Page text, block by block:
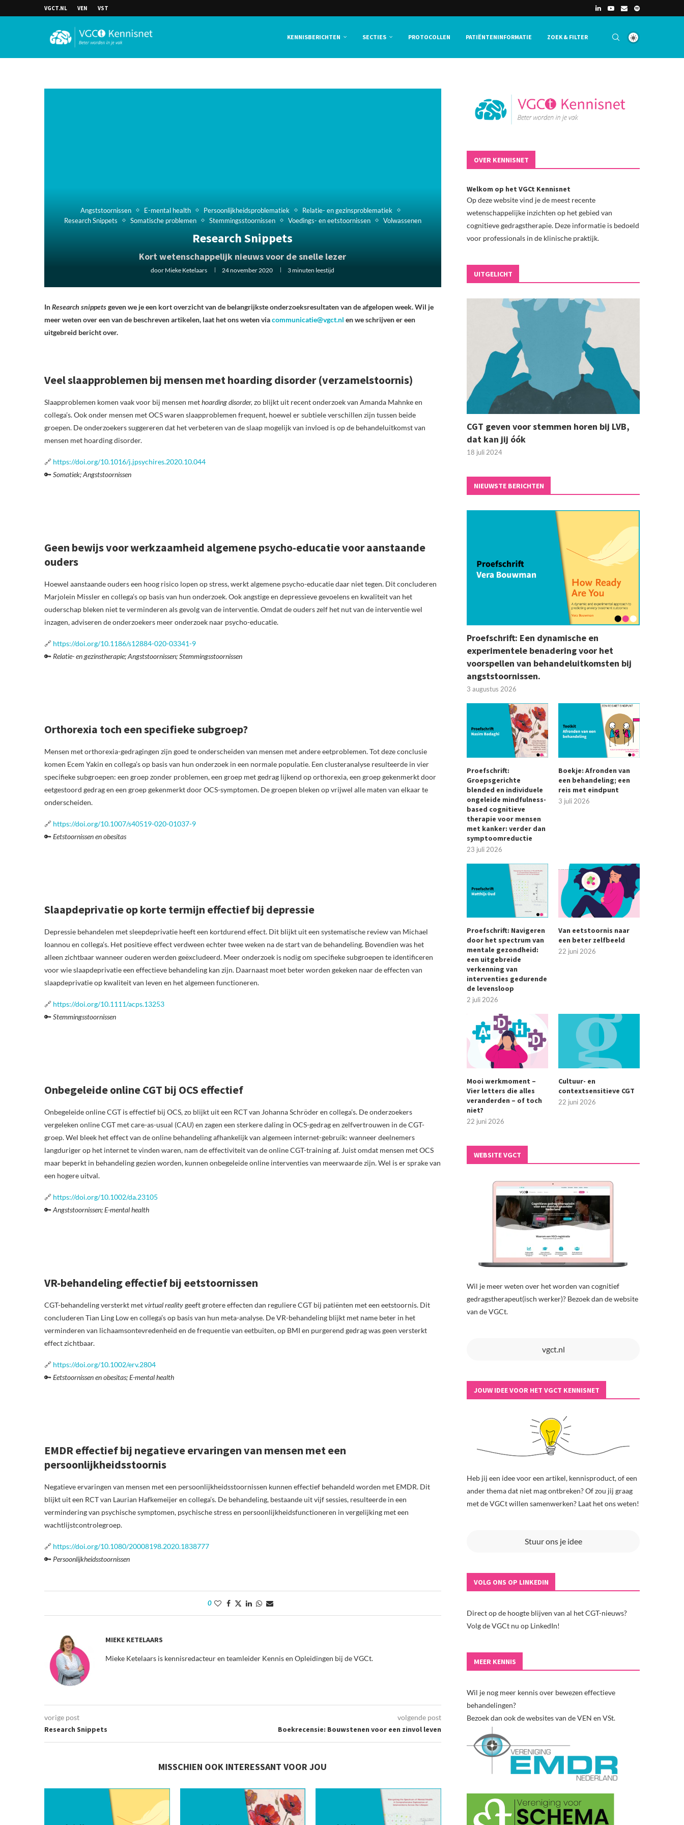
VGCT.NL VEN VST
KENNISBERICHTEN SECTIES PROTOCOLLEN PATIËNTENINFORMATIE ZOEK & FILTER
Angststoornissen E-mental health Persoonlijkheidsproblematiek
Relatie- en gezinsproblematiek
Research Snippets
Somatische problemen Stemmingsstoornissen Voedings- en eetstoornissen Volwassenen
Research Snippets
Kort wetenschappelijk nieuws voor de snelle lezer
door Mieke Ketelaars 24 november 2020 3 minuten leestijd
InResearch snippetsgeven we je een kort overzicht van de belangrijkste onderzoeksresultaten van de afgelopen week. Wil je
meer weten over een van de beschreven artikelen, laat het ons weten viacommunicatie@vgct.nl en we schrijven er een
uitgebreid bericht over.
Veel slaapproblemen bij mensen met hoarding disorder (verzamelstoornis)
Slaapproblemen komen vaak voor bij mensen methoarding disorder, zo blijkt uit recent onderzoek van Amanda Mahnke en
collega’s. Ook onder mensen met OCS waren slaapproblemen frequent, hoewel er subtiele verschillen zijn tussen beide
groepen. De onderzoekers suggereren dat het verbeteren van de slaap mogelijk van invloed is op de behandeluitkomst van
mensen met hoarding disorder.
🔗 https://doi.org/10.1016/j.jpsychires.2020.10.044
🔑Somatiek; Angststoornissen
Geen bewijs voor werkzaamheid algemene psycho-educatie voor aanstaande
ouders
Hoewel aanstaande ouders een hoog risico lopen op stress, werkt algemene psycho-educatie daar niet tegen. Dit concluderen
Marjolein Missler en collega’s op basis van hun onderzoek. Ook angstige en depressieve gevoelens en kwaliteit van het
ouderschap bleken niet te verminderen als gevolg van de interventie. Omdat de ouders zelf het nut van de interventie wel
inzagen, adviseren de onderzoekers meer onderzoek naar psycho-educatie.
🔗 https://doi.org/10.1186/s12884-020-03341-9
🔑 Relatie- en gezinstherapie; Angststoornissen; Stemmingsstoornissen
Orthorexia toch een specifieke subgroep?
Mensen met orthorexia-gedragingen zijn goed te onderscheiden van mensen met andere eetproblemen. Tot deze conclusie
komen Ecem Yakin en collega’s op basis van hun onderzoek in een normale populatie. Een clusteranalyse resulteerde in vier
specifieke subgroepen: een groep zonder problemen, een groep met gedrag lijkend op orthorexia, een groep gekenmerkt door
eetgestoord gedrag en een groep gekenmerkt door OCS-symptomen. De groepen bleken op vrijwel alle maten van elkaar te
onderscheiden.
🔗 https://doi.org/10.1007/s40519-020-01037-9
🔑Eetstoornissen en obesitas
Slaapdeprivatie op korte termijn effectief bij depressie
Depressie behandelen met sleepdeprivatie heeft een kortdurend effect. Dit blijkt uit een systematische review van Michael
Ioannou en collega’s. Het positieve effect verdween echter twee weken na de start van de behandeling. Bovendien was het
alleen zichtbaar wanneer ouderen werden geëxcludeerd. Meer onderzoek is nodig om specifieke subgroepen te identificeren
voor wie slaapdeprivatie een effectieve behandeling kan zijn. Daarnaast moet beter worden gekeken naar de effecten van
slaapdeprivatie op kwaliteit van leven en het algemeen functioneren.
🔗 https://doi.org/10.1111/acps.13253
🔑Stemmingsstoornissen
Onbegeleide online CGT bij OCS effectief
Onbegeleide online CGT is effectief bij OCS, zo blijkt uit een RCT van Johanna Schröder en collega’s. De onderzoekers
vergeleken online CGT met care-as-usual (CAU) en zagen een sterkere daling in OCS-gedrag en zelfvertrouwen in de CGT-
groep. Wel bleek het effect van de online behandeling afhankelijk van algemeen internet-gebruik: wanneer deelnemers
langduriger op het internet te vinden waren, nam de effectiviteit van de online CGT-training af. Juist omdat mensen met OCS
maar beperkt in behandeling gezien worden, kunnen onbegeleide online interventies van meerwaarde zijn. Wel is er sprake van
een hogere uitval.
🔗 https://doi.org/10.1002/da.23105
🔑Angststoornissen; E-mental health
VR-behandeling effectief bij eetstoornissen
CGT-behandeling versterkt metvirtual realitygeeft grotere effecten dan reguliere CGT bij patiënten met een eetstoornis. Dit
concluderen Tian Ling Low en collega’s op basis van hun meta-analyse. De VR-behandeling blijkt met name beter in het
verminderen van lichaamsontevredenheid en de frequentie van eetbuiten, op BMI en purgerend gedrag was geen versterkt
effect zichtbaar.
🔗 https://doi.org/10.1002/erv.2804
🔑Eetstoornissen en obesitas; E-mental health
EMDR effectief bij negatieve ervaringen van mensen met een
persoonlijkheidsstoornis
Negatieve ervaringen van mensen met een persoonlijkheidsstoornissen kunnen effectief behandeld worden met EMDR. Dit
blijkt uit een RCT van Laurian Hafkemeijer en collega’s. De behandeling, bestaande uit vijf sessies, resulteerde in een
vermindering van psychische symptomen, psychische stress en persoonlijkheidsfunctioneren in vergelijking met een
wachtlijstcontrolegroep.
🔗 https://doi.org/10.1080/20008198.2020.1838777
🔑 Persoonlijkheidsstoornissen
0
MIEKE KETELAARS
Mieke Ketelaars is kennisredacteur en teamleider Kennis en Opleidingen bij de VGCt.
vorige post
Research Snippets
volgende post
Boekrecensie: Bouwstenen voor een zinvol leven
MISSCHIEN OOK INTERESSANT VOOR JOU
OVER KENNISNET
Welkom op het VGCt Kennisnet
Op deze website vind je de meest recente
wetenschappelijke inzichten op het gebied van
cognitieve gedragstherapie. Deze informatie is bedoeld
voor professionals in de klinische praktijk.
UITGELICHT
CGT geven voor stemmen horen bij LVB,
dat kan jij óók
18 juli 2024
NIEUWSTE BERICHTEN
Proefschrift: Een dynamische en
experimentele benadering voor het
voorspellen van behandeluitkomsten bij
angststoornissen.
3 augustus 2026
Proefschrift:
Groepsgerichte
blended en individuele
ongeleide mindfulness-
based cognitieve
therapie voor mensen
met kanker: verder dan
symptoomreductie
23 juli 2026
Boekje: Afronden van
een behandeling; een
reis met eindpunt
3 juli 2026
Proefschrift: Navigeren
door het spectrum van
mentale gezondheid:
een uitgebreide
verkenning van
interventies gedurende
de levensloop
2 juli 2026
Van eetstoornis naar
een beter zelfbeeld
22 juni 2026
Mooi werkmoment –
Vier letters die alles
veranderden – of toch
niet?
22 juni 2026
Cultuur- en
contextsensitieve CGT
22 juni 2026
WEBSITE VGCT
Wil je meer weten over het worden van cognitief
gedragstherapeut(isch werker)? Bezoek dan de website
van de VGCt.
vgct.nl
JOUW IDEE VOOR HET VGCT KENNISNET
Heb jij een idee voor een artikel, kennisproduct, of een
ander thema dat niet mag ontbreken? Of zou jij graag
met de VGCt willen samenwerken? Laat het ons weten!
Stuur ons je idee
VOLG ONS OP LINKEDIN
Direct op de hoogte blijven van al het CGT-nieuws?
Volg de VGCt nu op LinkedIn!
MEER KENNIS
Wil je nog meer kennis over bewezen effectieve
behandelingen?
Bezoek dan ook de websites van de VEN en VSt.